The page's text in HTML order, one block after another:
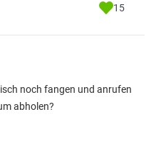
15
noch fangen und anrufen
abholen?